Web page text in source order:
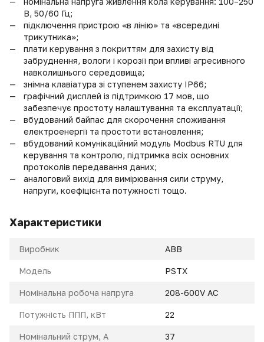
В, 50/60 Гц;
підключення пристрою «в лінію» та «всередині
трикутника»;
плати керування з покриттям для захисту від
забруднення, вологи і корозії при впливі агресивного
навколишнього середовища;
знімна клавіатура зі ступенем захисту IP66;
графічний дисплей із підтримкою 17 мов, що
забезпечує простоту налаштування та експлуатації;
вбудований байпас для скорочення споживання
електроенергії та простоти встановлення;
вбудований комунікаційний модуль Modbus RTU для
керування та контролю, підтримка всіх основних
протоколів передавання даних;
аналоговий вихід для вимірювання сили струму,
напруги, коефіцієнта потужності тощо.
Характеристики
Виробник ABB
Модель PSTX
Номінальна робоча напруга 208-600V AC
Потужність ППП, кВт 22
Номінальний струм, A 37